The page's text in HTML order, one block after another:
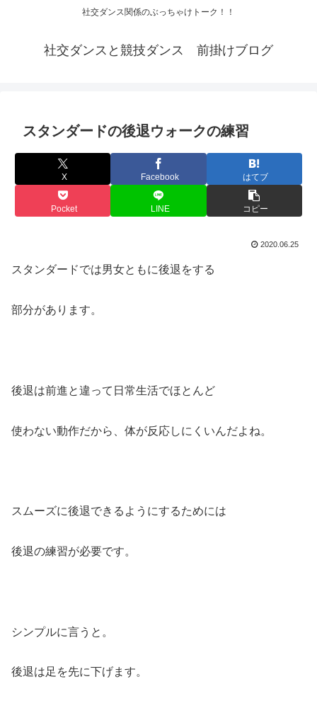
社交ダンス関係のぶっちゃけトーク！！
社交ダンスと競技ダンス 前掛けブログ
スタンダードの後退ウォークの練習
X Facebook はてブ
Pocket LINE コピー
2020.06.25
スタンダードでは男女ともに後退をする
部分があります。
後退は前進と違って日常生活でほとんど
使わない動作だから、体が反応しにくいんだよね。
スムーズに後退できるようにするためには
後退の練習が必要です。
シンプルに言うと。
後退は足を先に下げます。